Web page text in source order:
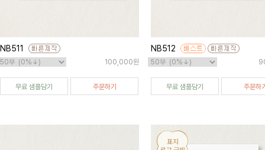
NB511
100,000원
무료 샘플담기 주문하기
NB512
무료 샘플담기 주문하